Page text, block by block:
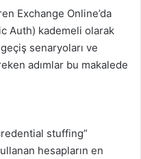
Exchange Online’da
Auth) kademeli olarak
senaryoları ve
adımlar bu makalede
stuffing”
hesapların en